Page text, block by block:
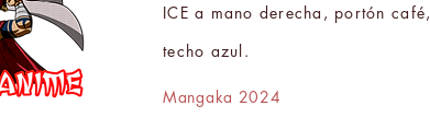
ICE a mano derecha, portón café,
techo azul.
Mangaka 2024